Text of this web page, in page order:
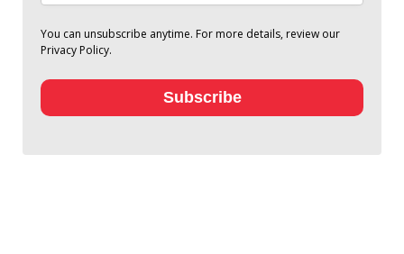
You can unsubscribe anytime. For more details, review our
Privacy Policy.
Subscribe